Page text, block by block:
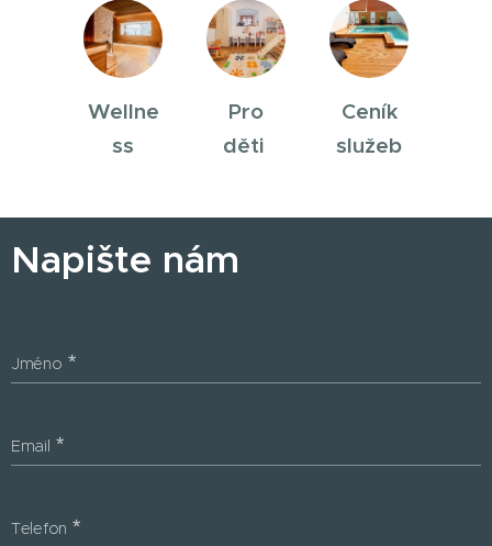
Wellne
ss
Pro
děti
Ceník
služeb
Napište nám
Jméno
Email
Telefon